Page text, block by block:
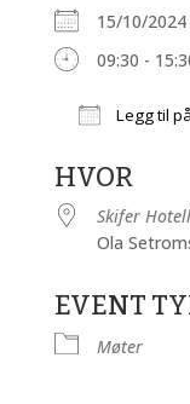
15/10/
09:30 -
Legg til
HVOR
Skifer Hotell
Ola
EVENT
Møter